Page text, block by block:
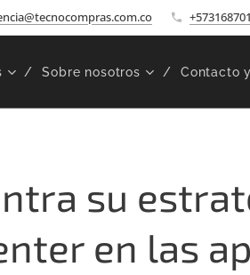
Sobre nosotros Contacto
su
en las